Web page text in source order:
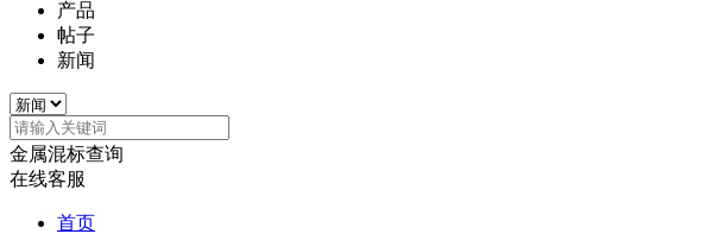
产品
帖子
新闻
金属混标查询
在线客服
首页